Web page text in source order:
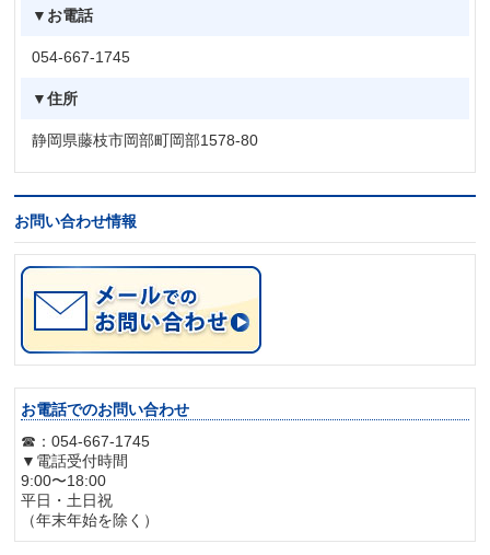
▼お電話
054-667-1745
▼住所
静岡県藤枝市岡部町岡部1578-80
お問い合わせ情報
お電話でのお問い合わせ
☎：054-667-1745
▼電話受付時間
9:00〜18:00
平日・土日祝
（年末年始を除く）